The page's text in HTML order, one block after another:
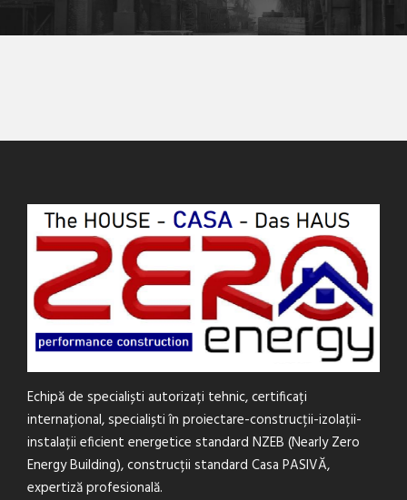
Echipă de specialiști autorizați tehnic, certificați
internațional, specialiști în proiectare-construcții-izolații-
instalații eficient energetice standard NZEB (Nearly Zero
Energy Building), construcții standard Casa PASIVĂ,
expertiză profesională.